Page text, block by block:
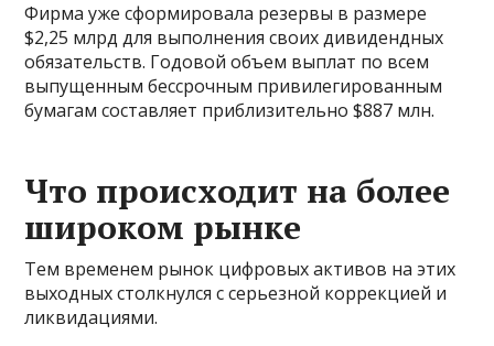
Фирма уже сформировала резервы в размере
$2,25 млрд для выполнения своих дивидендных
обязательств. Годовой объем выплат по всем
выпущенным бессрочным привилегированным
бумагам составляет приблизительно $887 млн.
Что происходит на более
широком рынке
Тем временем рынок цифровых активов на этих
выходных столкнулся с серьезной коррекцией и
ликвидациями.